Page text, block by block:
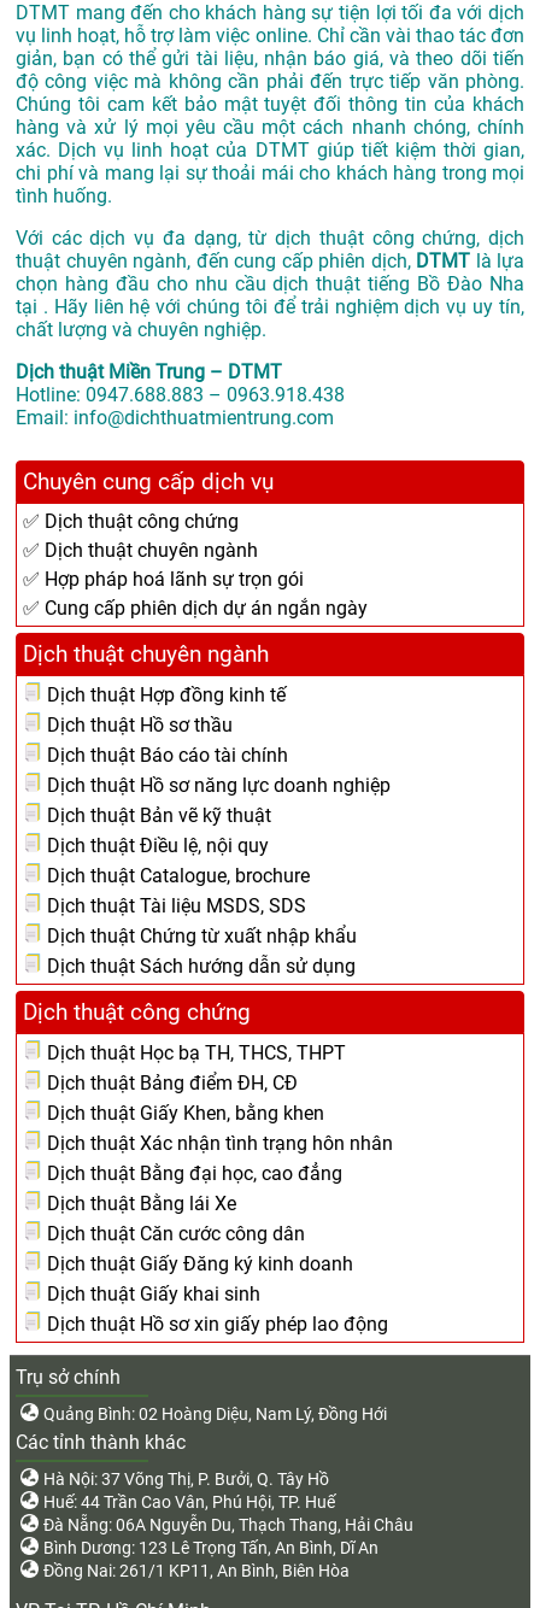
DTMT mang đến cho khách hàng sự tiện lợi tối đa với dịch
vụ linh hoạt, hỗ trợ làm việc online. Chỉ cần vài thao tác đơn
giản, bạn có thể gửi tài liệu, nhận báo giá, và theo dõi tiến
độ công việc mà không cần phải đến trực tiếp văn phòng.
Chúng tôi cam kết bảo mật tuyệt đối thông tin của khách
hàng và xử lý mọi yêu cầu một cách nhanh chóng, chính
xác. Dịch vụ linh hoạt của DTMT giúp tiết kiệm thời gian,
chi phí và mang lại sự thoải mái cho khách hàng trong mọi
tình huống.
Với các dịch vụ đa dạng, từ dịch thuật công chứng, dịch
thuật chuyên ngành, đến cung cấp phiên dịch, DTMT là lựa
chọn hàng đầu cho nhu cầu dịch thuật tiếng Bồ Đào Nha
tại . Hãy liên hệ với chúng tôi để trải nghiệm dịch vụ uy tín,
chất lượng và chuyên nghiệp.
Dịch thuật Miền Trung – DTMT
Hotline: 0947.688.883 – 0963.918.438
Email: info@dichthuatmientrung.com
Chuyên cung cấp dịch vụ
✅ Dịch thuật công chứng
✅ Dịch thuật chuyên ngành
✅ Hợp pháp hoá lãnh sự trọn gói
✅ Cung cấp phiên dịch dự án ngắn ngày
Dịch thuật chuyên ngành
Dịch thuật Hợp đồng kinh tế
Dịch thuật Hồ sơ thầu
Dịch thuật Báo cáo tài chính
Dịch thuật Hồ sơ năng lực doanh nghiệp
Dịch thuật Bản vẽ kỹ thuật
Dịch thuật Điều lệ, nội quy
Dịch thuật Catalogue, brochure
Dịch thuật Tài liệu MSDS, SDS
Dịch thuật Chứng từ xuất nhập khẩu
Dịch thuật Sách hướng dẫn sử dụng
Dịch thuật công chứng
Dịch thuật Học bạ TH, THCS, THPT
Dịch thuật Bảng điểm ĐH, CĐ
Dịch thuật Giấy Khen, bằng khen
Dịch thuật Xác nhận tình trạng hôn nhân
Dịch thuật Bằng đại học, cao đẳng
Dịch thuật Bằng lái Xe
Dịch thuật Căn cước công dân
Dịch thuật Giấy Đăng ký kinh doanh
Dịch thuật Giấy khai sinh
Dịch thuật Hồ sơ xin giấy phép lao động
Trụ sở chính
Quảng Bình: 02 Hoàng Diệu, Nam Lý, Đồng Hới
Các tỉnh thành khác
Hà Nội: 37 Võng Thị, P. Bưởi, Q. Tây Hồ
Huế: 44 Trần Cao Vân, Phú Hội, TP. Huế
Đà Nẵng: 06A Nguyễn Du, Thạch Thang, Hải Châu
Bình Dương: 123 Lê Trọng Tấn, An Bình, Dĩ An
Đồng Nai: 261/1 KP11, An Bình, Biên Hòa